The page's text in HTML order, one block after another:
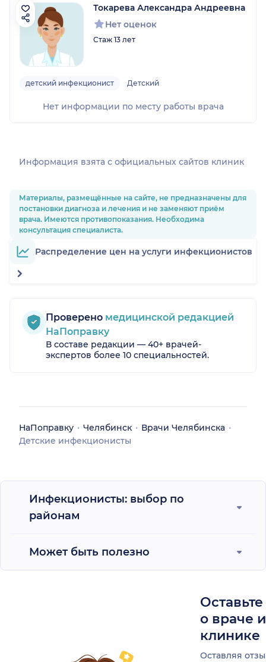
Токарева Александра Андреевна
Нет оценок
Стаж 13 лет
детский инфекционист Детский
Нет информации по месту работы врача
Информация взята c официальных сайтов клиник
Материалы, размещённые на сайте, не предназначены для
постановки диагноза и лечения и не заменяют приём
врача. Имеются противопоказания. Необходима
консультация специалиста.
Распределение цен на услуги инфекционистов
Проверено медицинской редакцией
НаПоправку
В составе редакции — 40+ врачей-
экспертов более 10 специальностей.
НаПоправку Челябинск
Врачи Челябинска
Детские инфекционисты
Инфекционисты: выбор по
районам
Может быть полезно
о враче
клинике
Оставляя